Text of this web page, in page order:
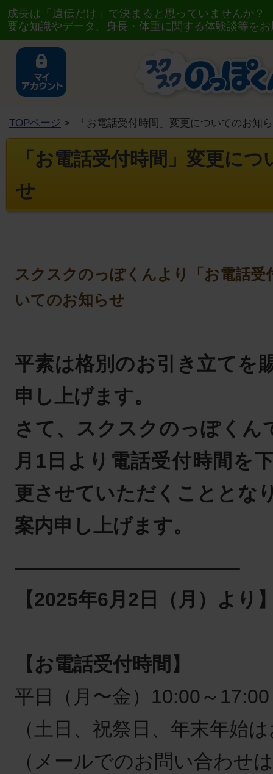
成長は「遺伝だけ」で決まると思っていませんか
要な知識やデータ、身長・体重に関する体験談等を
TOPページ > 「お電話受付時間」変更についてのお知
「お電話受付時間」変更に
せ
スクスクのっぽくんより「お電話受
いてのお知らせ
平素は格別のお引き立てを
申し上げます。
さて、スクスクのっぽくん
月1日より電話受付時間を
更させていただくこととな
案内申し上げます。
———————————–
【2025年6月2日（月）より
【お電話受付時間】
平日（月〜金）10:00～17:00
（土日、祝祭日、年末年始
（メールでのお問い合わせ